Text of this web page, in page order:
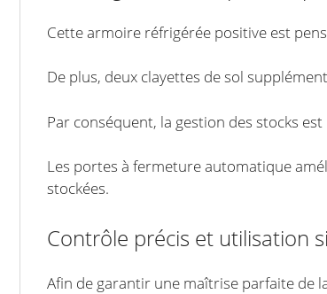
Cette armoire réfrigérée positive est
De plus, deux clayettes de sol
Par conséquent, la gestion des stocks
Les portes à fermeture automatique
stockées.
Contrôle précis et utilisation
Afin de garantir une maîtrise parfaite de